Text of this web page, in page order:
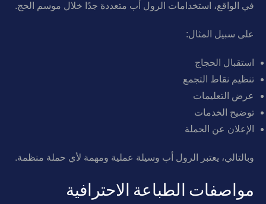
في الواقع، استخدامات الرول أب متعددة جدًا خلال موسم الحج.
على سبيل المثال:
استقبال الحجاج
تنظيم نقاط التجمع
عرض التعليمات
توضيح الخدمات
الإعلان عن الحملة
وبالتالي، يعتبر الرول أب وسيلة عملية ومهمة لأي حملة منظمة.
مواصفات الطباعة الاحترافية